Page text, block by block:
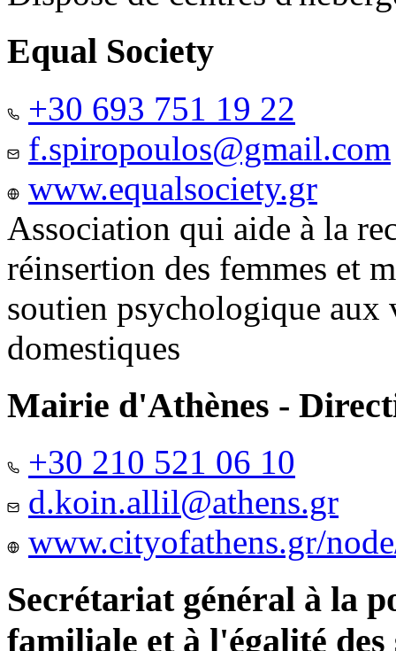
Equal Society
+30 693 751 19 22
f.spiropoulos@gmail.com
www.equalsociety.gr
Association qui aide à la
réinsertion des femmes et
soutien psychologique aux
domestiques
Mairie d'Athènes -
+30 210 521 06 10
d.koin.allil@athens.gr
www.cityofathens.gr/
Secrétariat général à la
familiale et à l'égalité des